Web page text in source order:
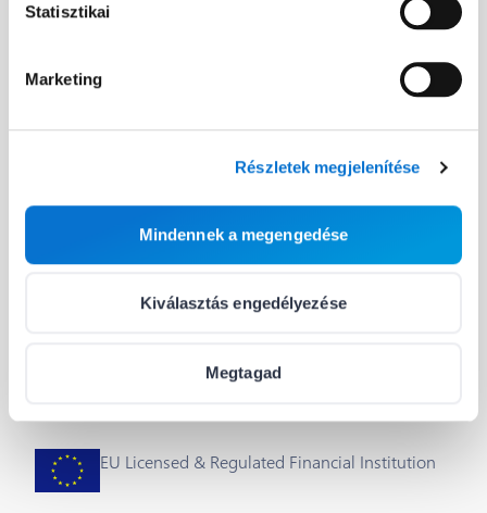
Statisztikai
Marketing
Részletek megjelenítése
Mindennek a megengedése
Kiválasztás engedélyezése
Megtagad
Fejlesztőknek
Integrálás & plug-inok
Rólunk
Segítség
Állások
EU Licensed & Regulated Financial Institution